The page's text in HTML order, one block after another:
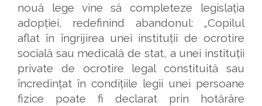
nouă lege vine să completeze legislația
adopției, redefinind abandonul: „Copilul
aflat în îngrijirea unei instituții de ocrotire
socială sau medicală de stat, a unei instituții
private de ocrotire legal constituită sau
încredințat în condițiile legii unei persoane
fizice poate fi declarat prin hotărâre